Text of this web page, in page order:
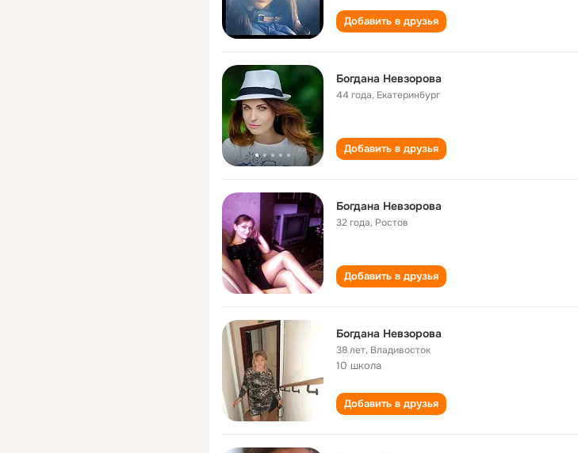
Добавить в друзья
Богдана Невзорова
44 года, Екатеринбург
Добавить в друзья
Богдана Невзорова
32 года, Ростов
Добавить в друзья
Богдана Невзорова
38 лет, Владивосток
10 школа
Добавить в друзья